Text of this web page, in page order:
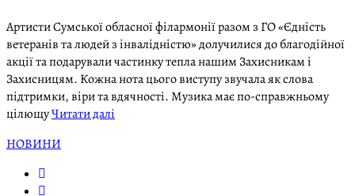
Артисти Сумської обласної філармонії разом з ГО «Єдність
ветеранів та людей з інвалідністю» долучилися до благодійної
акції та подарували частинку тепла нашим Захисникам і
Захисницям. Кожна нота цього виступу звучала як слова
підтримки, віри та вдячності. Музика має по-справжньому
цілющуЧитати далі
НОВИНИ